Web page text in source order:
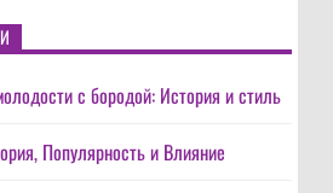
с бородой: История и стиль
Популярность и Влияние